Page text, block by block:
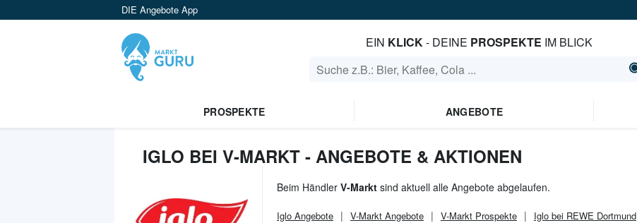
DIE Angebote App
EIN KLICK- DEINE PROSPEKTE IM BLICK
PROSPEKTE ANGEBOTE
IGLO BEI V-MARKT - ANGEBOTE & AKTIONEN
Beim Händler V-Markt sind aktuell alle Angebote abgelaufen.
Iglo Angebote V-Markt Angebote V-Markt Prospekte Iglo bei REWE Dortmund